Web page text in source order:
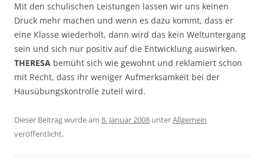
Mit den schulischen Leistungen lassen wir uns keinen
Druck mehr machen und wenn es dazu kommt, dass er
eine Klasse wiederholt, dann wird das kein Weltuntergang
sein und sich nur positiv auf die Entwicklung auswirken.
THERESA bemüht sich wie gewohnt und reklamiert schon
mit Recht, dass ihr weniger Aufmerksamkeit bei der
Hausübungskontrolle zuteil wird.
Dieser Beitrag wurde am 8. Januar 2008 unterAllgemein
veröffentlicht.